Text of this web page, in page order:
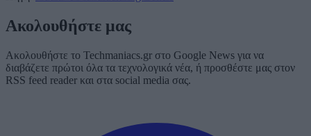
Ακολουθήστε μας
Ακολουθήστε το Techmaniacs.gr στο Google News για να
διαβάζετε πρώτοι όλα τα τεχνολογικά νέα, ή προσθέστε μας στον
RSS feed reader και στα social media σας.